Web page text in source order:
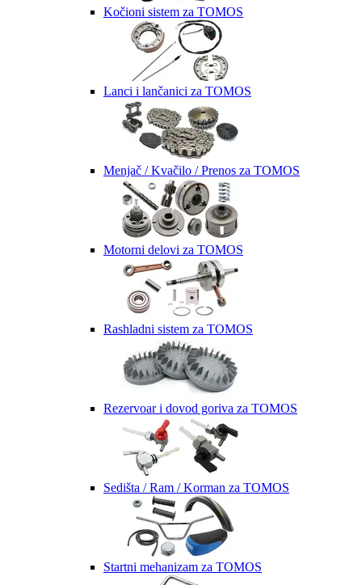
Kočioni sistem za TOMOS
Lanci i lančanici za TOMOS
Menjač / Kvačilo / Prenos za TOMOS
Motorni delovi za TOMOS
Rashladni sistem za TOMOS
Rezervoar i dovod goriva za TOMOS
Sedišta / Ram / Korman za TOMOS
Startni mehanizam za TOMOS